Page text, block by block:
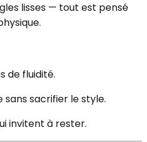
lisses — tout est pensé
de fluidité.
sacrifier le style.
invitent à rester.